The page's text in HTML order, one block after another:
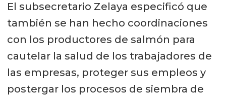
El subsecretario Zelaya especificó que
también se han hecho coordinaciones
con los productores de salmón para
cautelar la salud de los trabajadores de
las empresas, proteger sus empleos y
postergar los procesos de siembra de